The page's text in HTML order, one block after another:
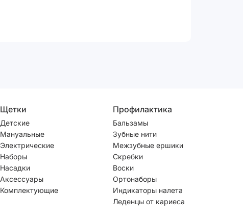
Щетки
Детские
Мануальные
Электрические
Наборы
Насадки
Аксессуары
Комплектующие
Профилактика
Бальзамы
Зубные нити
Межзубные ершики
Скребки
Воски
Ортонаборы
Индикаторы налета
Леденцы от кариеса